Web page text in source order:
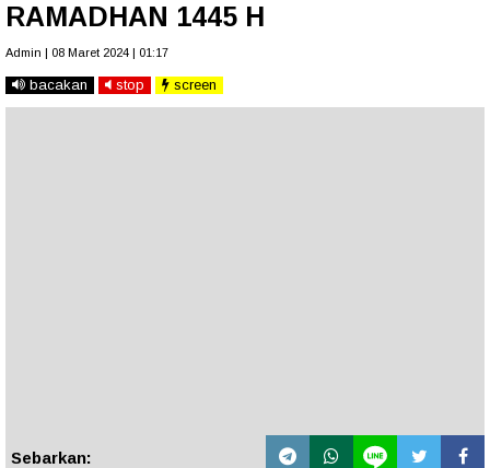
RAMADHAN 1445 H
Admin | 08 Maret 2024 | 01:17
bacakan stop screen
Sebarkan: